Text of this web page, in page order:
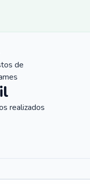
de
realizados